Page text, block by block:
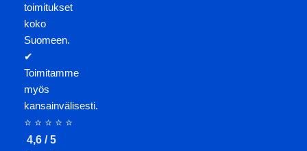
toimitukset
koko
Suomeen.
✔
Toimitamme
myös
kansainvälisesti.
⭐ ⭐ ⭐ ⭐ ⭐
4,6 / 5